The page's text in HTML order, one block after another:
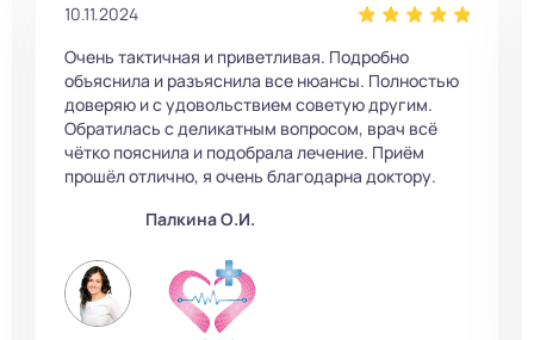
01.09.2025
Повезло попасть к доктору Палкиной. Ольга
Игоревна сделала узи и тут же приняла как
гинеколог. Все очень деликатно, корректно и в то
же время четко и понятно. Рекомендую всем
этого замечательного специалиста!